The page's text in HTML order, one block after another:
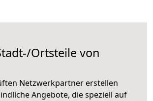
Ortsteile von
Netzwerkpartner erstellen
Angebote, die speziell auf